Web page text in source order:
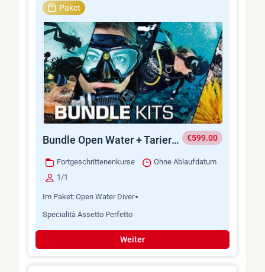
Paket
Bundle Open Water + Tarierung €599.00
Fortgeschrittenenkurse
Ohne Ablaufdatum
1/1
Im Paket:Open Water Diver
Specialità Assetto Perfetto
Weiter